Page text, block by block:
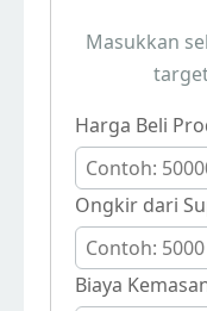
Masukkan
Harga Beli
Ongkir dari
Biaya